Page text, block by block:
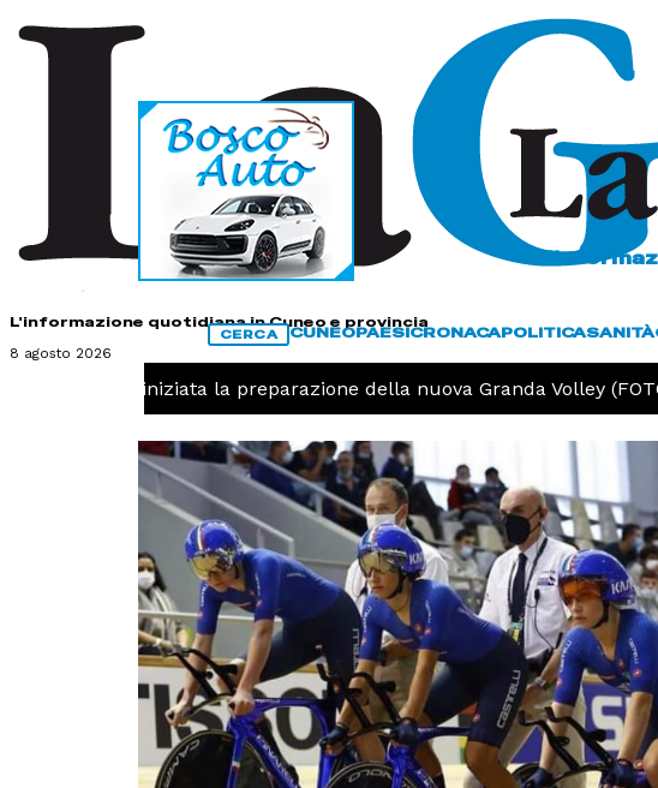
L'informazione quotidiana in Cuneo e provincia
8 agosto 2026
CERCA CUNEOPAESICRONACAPOLITICASANITÀ
Pallavolo, iniziata la preparazione della nuova Granda Volley (FOTO